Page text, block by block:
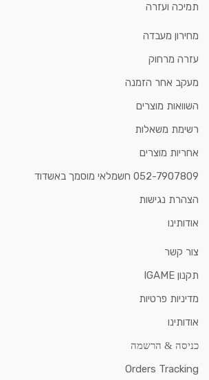
תמיכה ועזרה
מחירון מעבדה
עזרה מרחוק
מעקב אחר הזמנה
השוואות מוצרים
רשימת משאלות
אחריות מוצרים
052-7907809 חשמלאי מוסמך באשדוד
הצהרת נגישות
אודותינו
צור קשר
תקנון IGAME
מדיניות פרטיות
אודותינו
כניסה & הרשמה
Orders Tracking